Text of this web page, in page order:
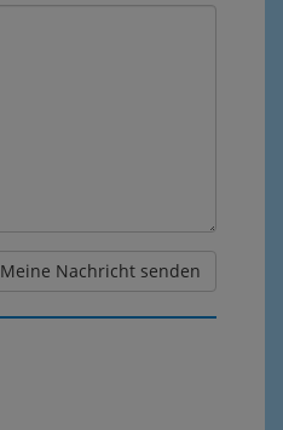
Meine Nachricht senden